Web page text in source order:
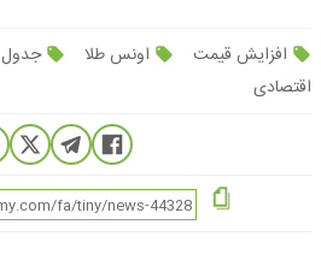
افزایش قیمت اونس طلا جدول
اقتصادی